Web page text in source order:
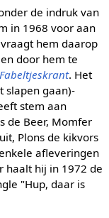
de indruk van
in 1968 voor aan
vraagt hem daarop
door hem te
. Het
slapen gaan)-
stem aan
de Beer, Momfer
Plons de kikvors
afleveringen
haalt hij in 1972 de
"Hup, daar is